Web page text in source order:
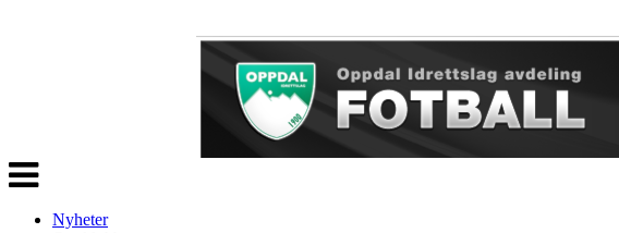
Veksle
navigasjon
Nyheter